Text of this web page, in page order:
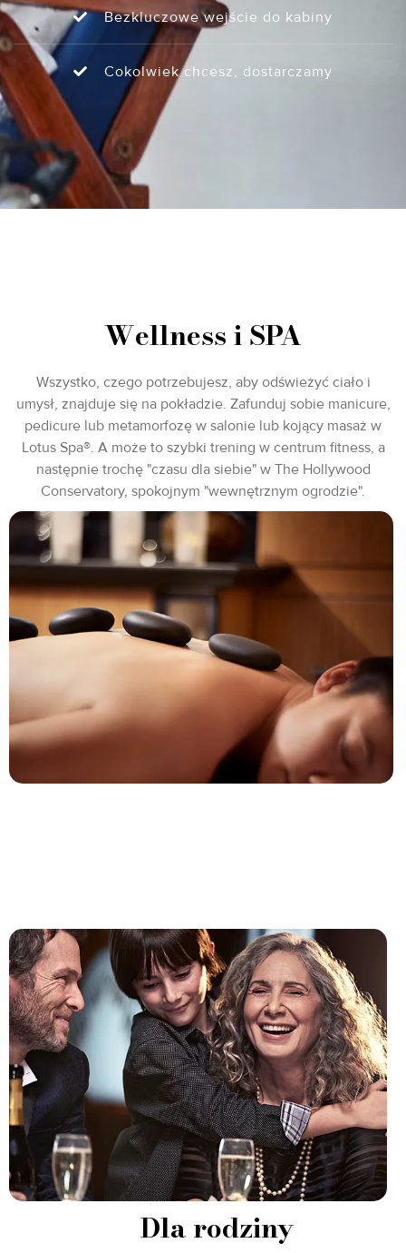
Bezkluczowe wejście do kabiny
Cokolwiek chcesz, dostarczamy
Wellness i SPA
Wszystko, czego potrzebujesz, aby odświeżyć ciało i
umysł, znajduje się na pokładzie. Zafunduj sobie manicure,
pedicure lub metamorfozę w salonie lub kojący masaż w
Lotus Spa®. A może to szybki trening w centrum fitness, a
następnie trochę "czasu dla siebie" w The Hollywood
Conservatory, spokojnym "wewnętrznym ogrodzie".
Dla rodziny